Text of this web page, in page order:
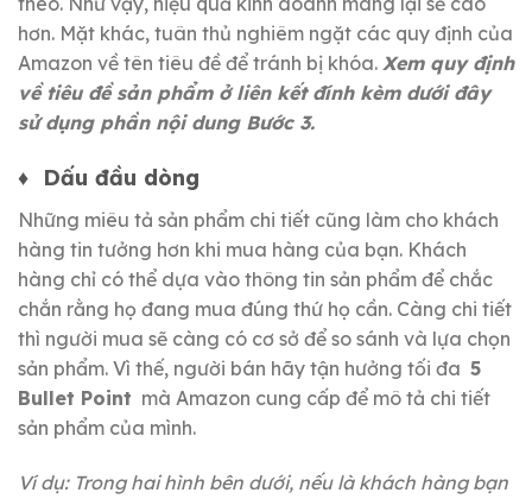
hơn. Mặt khác, tuân thủ nghiêm ngặt các quy định của
Amazon về tên tiêu đề để tránh bị khóa. Xem quy định
về tiêu đề sản phẩm ở liên kết đính kèm dưới đây
sử dụng phần nội dung Bước 3.
♦ Dấu đầu dòng
Những miêu tả sản phẩm chi tiết cũng làm cho khách
hàng tin tưởng hơn khi mua hàng của bạn. Khách
hàng chỉ có thể dựa vào thông tin sản phẩm để chắc
chắn rằng họ đang mua đúng thứ họ cần. Càng chi tiết
thì người mua sẽ càng có cơ sở để so sánh và lựa chọn
sản phẩm. Vì thế, người bán hãy tận hưởng tối đa 5
Bullet Point mà Amazon cung cấp để mô tả chi tiết
sản phẩm của mình.
Ví dụ: Trong hai hình bên dưới, nếu là khách hàng bạn